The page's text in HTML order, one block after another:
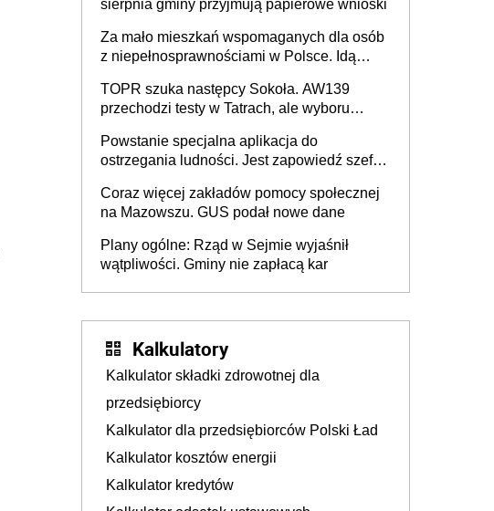
sierpnia gminy przyjmują papierowe wnioski
Za mało mieszkań wspomaganych dla osób
z niepełnosprawnościami w Polsce. Idą
TOPR szuka następcy Sokoła. AW139
przechodzi testy w Tatrach, ale wyboru
Powstanie specjalna aplikacja do
ostrzegania ludności. Jest zapowiedź szefa
Coraz więcej zakładów pomocy społecznej
na Mazowszu. GUS podał nowe dane
Plany ogólne: Rząd w Sejmie wyjaśnił
wątpliwości. Gminy nie zapłacą kar
Kalkulatory
Kalkulator składki zdrowotnej dla
przedsiębiorcy
Kalkulator dla przedsiębiorców Polski Ład
Kalkulator kosztów energii
Kalkulator kredytów